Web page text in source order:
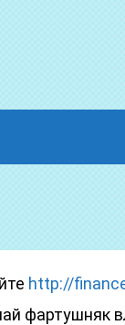
http://
фартушняк